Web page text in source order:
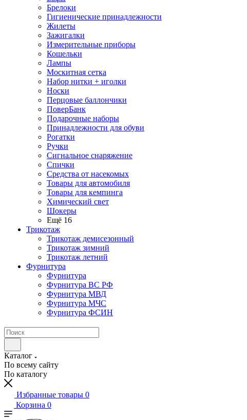
Брелоки
Гигиенические принадлежности
Жилеты
Зажигалки
Измерительные приборы
Кошельки
Лампы
Москитная сетка
Набор нитки + иголки
Носки
Перцовые баллончики
ПоверБанк
Подарочные наборы
Принадлежности для обуви
Рогатки
Ручки
Сигнальное снаряжение
Спички
Средства от насекомых
Товары для автомобиля
Товары для кемпинга
Химический свет
Шокеры
Ещё 16
Трикотаж
Трикотаж демисезонный
Трикотаж зимний
Трикотаж летний
Фурнитура
Фурнитура
Фурнитура ВС РФ
Фурнитура МВД
Фурнитура МЧС
Фурнитура ФСИН
Каталог
По всему сайту
По каталогу
Избранные товары 0
Корзина 0